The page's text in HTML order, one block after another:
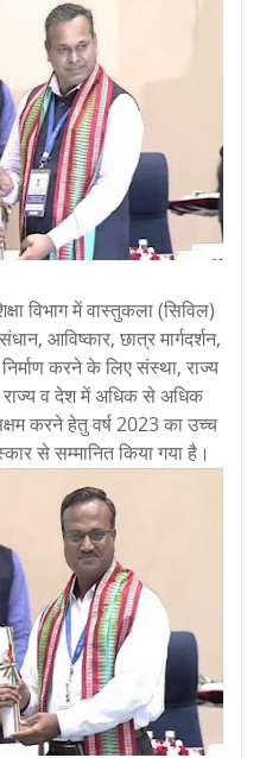
विभाग में वास्तुकला (सिविल)
आविष्कार, छात्र मार्गदर्शन,
करने के लिए संस्था, राज्य
राज्य व देश में अधिक से अधिक
करने हेतु वर्ष 2023 का उच्च
से सम्मानित किया गया है।